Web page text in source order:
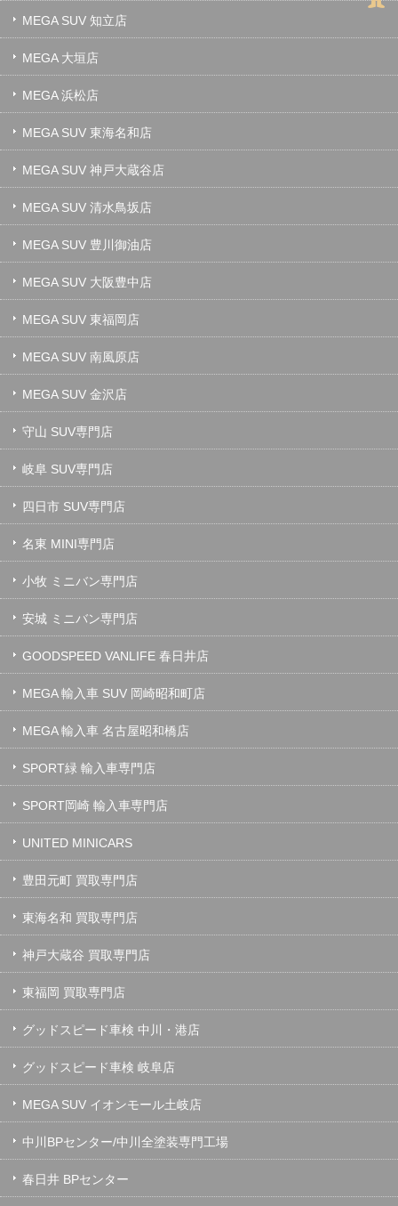
MEGA SUV 知立店
MEGA 大垣店
MEGA 浜松店
MEGA SUV 東海名和店
MEGA SUV 神戸大蔵谷店
MEGA SUV 清水鳥坂店
MEGA SUV 豊川御油店
MEGA SUV 大阪豊中店
MEGA SUV 東福岡店
MEGA SUV 南風原店
MEGA SUV 金沢店
守山 SUV専門店
岐阜 SUV専門店
四日市 SUV専門店
名東 MINI専門店
小牧 ミニバン専門店
安城 ミニバン専門店
GOODSPEED VANLIFE 春日井店
MEGA 輸入車 SUV 岡崎昭和町店
MEGA 輸入車 名古屋昭和橋店
SPORT緑 輸入車専門店
SPORT岡崎 輸入車専門店
UNITED MINICARS
豊田元町 買取専門店
東海名和 買取専門店
神戸大蔵谷 買取専門店
東福岡 買取専門店
グッドスピード車検 中川・港店
グッドスピード車検 岐阜店
MEGA SUV イオンモール土岐店
中川BPセンター/中川全塗装専門工場
春日井 BPセンター